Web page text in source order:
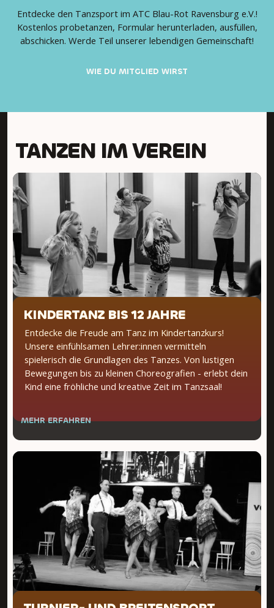
Entdecke den Tanzsport im ATC Blau-Rot Ravensburg e.V.!
Kostenlos probetanzen, Formular herunterladen, ausfüllen,
abschicken. Werde Teil unserer lebendigen Gemeinschaft!
WIE DU MITGLIED WIRST
TANZEN IM VEREIN
KINDERTANZ BIS 12 JAHRE
Entdecke die Freude am Tanz im Kindertanzkurs!
Unsere einfühlsamen Lehrer:innen vermitteln
spielerisch die Grundlagen des Tanzes. Von lustigen
Bewegungen bis zu kleinen Choreografien - erlebt dein
Kind eine fröhliche und kreative Zeit im Tanzsaal!
MEHR ERFAHREN